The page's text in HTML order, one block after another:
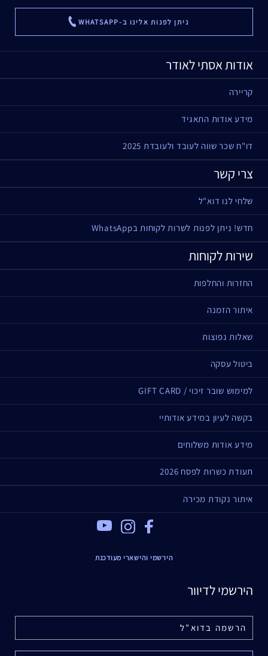
ניתן לפנות אלינו ב-WHATSAPP ...
אודות אסתי לאודר
קריירה
מידע אודות התאגיד
דו"ח שכר שווה לעובד ולעובדת 2025
צרי קשר
שלחי לנו דוא"ל
חדש! ניתן לפנות לשרות לקוחות בWhatsApp
שירות לקוחות
החזרות והחלפות
איתור הזמנה
שאלות נפוצות
ביטול עסקה
למימוש שובר זיכוי / GIFT CARD
בקשה לעיון במידע אודותיי
מידע אודות משלוחים
תעודת כשרות לפסח 2026
איתור נקודת מכירה
Facebook
הירשמי והישארי מעודכנת
הירשמי לדיוור